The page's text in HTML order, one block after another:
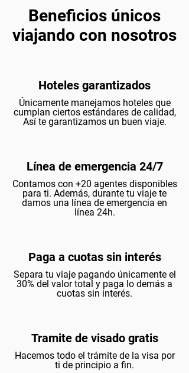
Beneficios únicos
viajando con nosotros
Hoteles garantizados
Únicamente manejamos hoteles que
cumplan ciertos estándares de calidad,
Así te garantizamos un buen viaje.
Línea de emergencia 24/7
Contamos con +20 agentes disponibles
para ti. Además, durante tu viaje te
damos una línea de emergencia en
línea 24h.
Paga a cuotas sin interés
Separa tu viaje pagando únicamente el
30% del valor total y paga lo demás a
cuotas sin interés.
Tramite de visado gratis
Hacemos todo el trámite de la visa por
ti de principio a fin.